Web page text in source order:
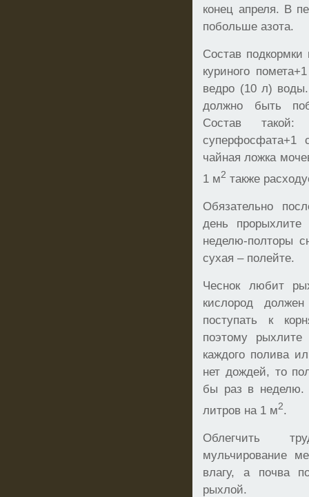
конец апреля. В
побольше азота.
Состав
куриного
ведро (10 л)
должно быть
Состав
суперфосфата+1
чайная ложка
1 м2 также
Обязательно
день
неделю-полторы
сухая – полейте.
Чеснок любит
кислород
поступать к
поэтому
каждого полива
нет дождей, то
бы раз в неделю.
литров на 1 м2.
Облегчить
мульчирование
влагу, а почва
рыхлой.